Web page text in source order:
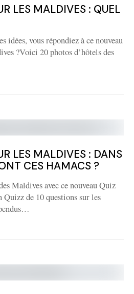
LES MALDIVES : QUEL
idées, vous répondiez à ce nouveau
?Voici 20 photos d’hôtels des
LES MALDIVES : DANS
CES HAMACS ?
Maldives avec ce nouveau Quiz
de 10 questions sur les